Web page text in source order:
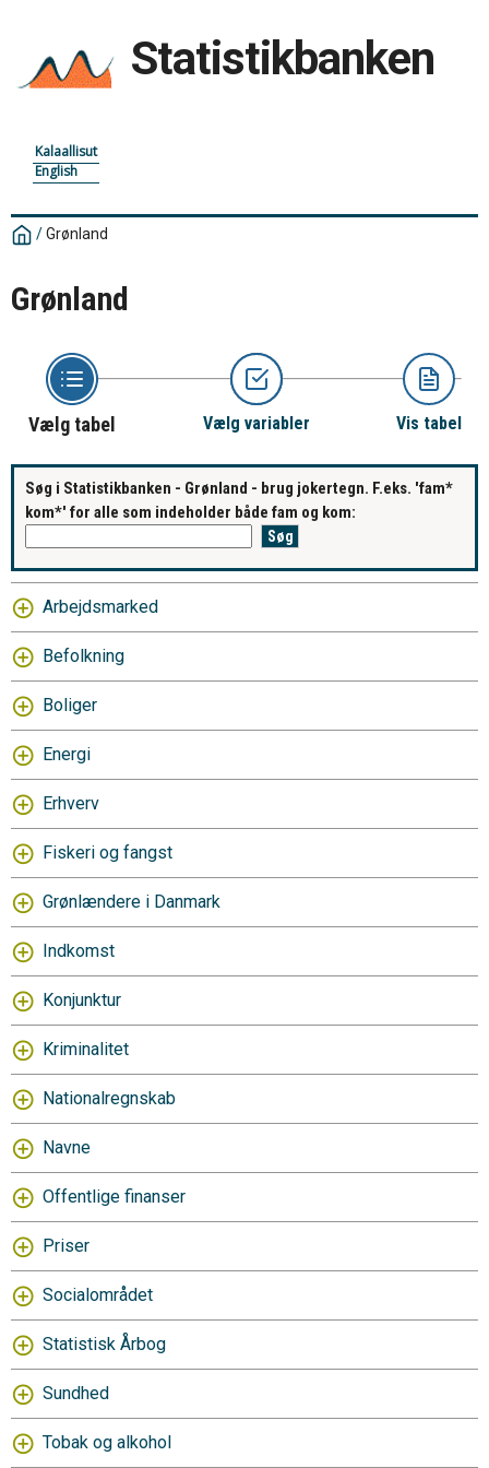
Statistikbanken
Kalaallisut
English
/Grønland
Grønland
Vælg tabel Vælg variabler Vis tabel
Søg i Statistikbanken - Grønland - brug jokertegn. F.eks. 'fam*
kom*' for alle som indeholder både fam og kom:
Arbejdsmarked
Befolkning
Boliger
Energi
Erhverv
Fiskeri og fangst
Grønlændere i Danmark
Indkomst
Konjunktur
Kriminalitet
Nationalregnskab
Navne
Offentlige finanser
Priser
Socialområdet
Statistisk Årbog
Sundhed
Tobak og alkohol